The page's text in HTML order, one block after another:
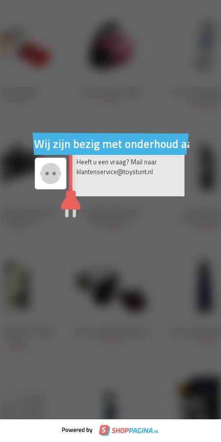
Wij zijn bezig met onderhoud aan
Heeft u een vraag? Mail naar
klantenservice@toystunt.nl